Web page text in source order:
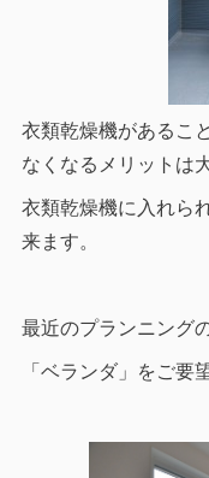
衣類乾燥機があるこ
なくなるメリットは
衣類乾燥機に入れら
来ます。
最近のプランニング
「ベランダ」をご要